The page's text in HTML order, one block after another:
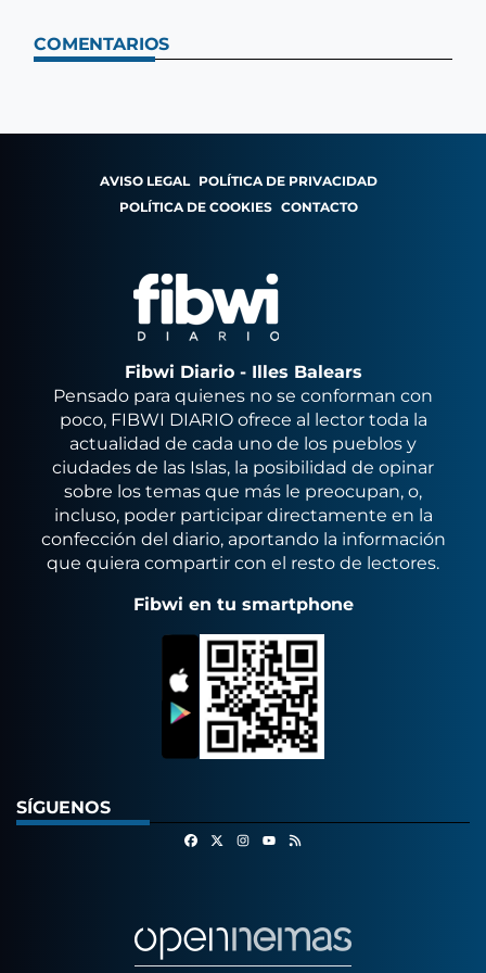
COMENTARIOS
AVISO LEGAL POLÍTICA DE PRIVACIDAD
POLÍTICA DE COOKIES CONTACTO
Fibwi Diario - Illes Balears
Pensado para quienes no se conforman con
poco, FIBWI DIARIO ofrece al lector toda la
actualidad de cada uno de los pueblos y
ciudades de las Islas, la posibilidad de opinar
sobre los temas que más le preocupan, o,
incluso, poder participar directamente en la
confección del diario, aportando la información
que quiera compartir con el resto de lectores.
Fibwi en tu smartphone
SÍGUENOS
FacebookInstagram